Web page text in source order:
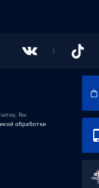
Вы
обработки